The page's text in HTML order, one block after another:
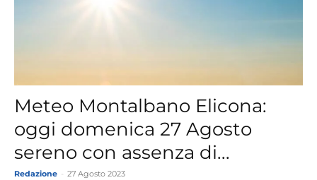
Meteo Montalbano Elicona:
oggi domenica 27 Agosto
sereno con assenza di...
Redazione 27 Agosto 2023